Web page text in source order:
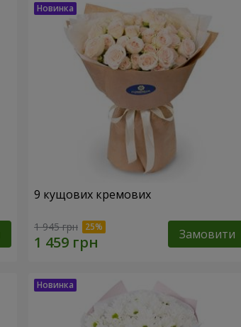
9 кущових кремових
1 945 грн Замовити